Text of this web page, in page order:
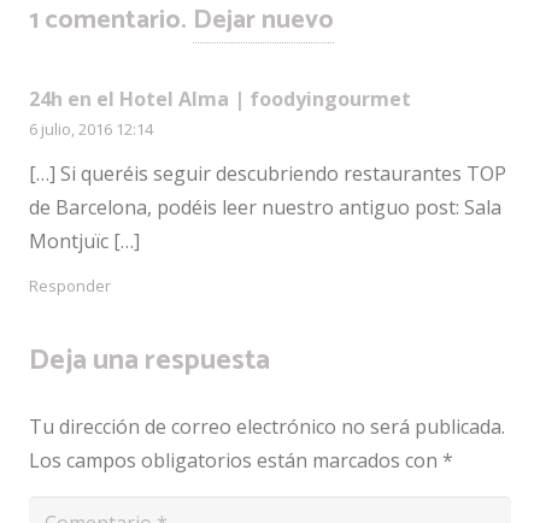
1comentario. Dejar nuevo
24h en el Hotel Alma | foodyingourmet
6 julio, 2016 12:14
[…] Si queréis seguir descubriendo restaurantes TOP
de Barcelona, podéis leer nuestro antiguo post: Sala
Montjuïc […]
Responder
Deja una respuesta
Tu dirección de correo electrónico no será publicada.
Los campos obligatorios están marcados con *